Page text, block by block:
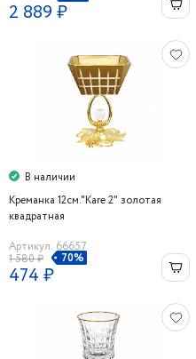
2 889 ₽
В наличии
Креманка 12см."Kare 2" золотая
квадратная
Артикул: 66657
1 580 ₽
70%
474 ₽